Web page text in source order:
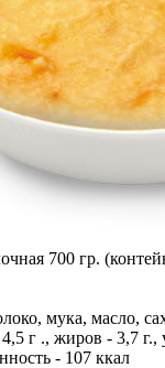
700 гр.
мука, масло,
г ., жиров - 3,7 г.,
- 107 ккал